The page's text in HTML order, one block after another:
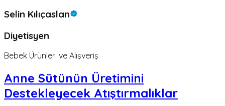
Selin Kılıçaslan
Diyetisyen
Bebek Ürünleri ve Alışveriş
Anne Sütünün Üretimini
Destekleyecek Atıştırmalıklar